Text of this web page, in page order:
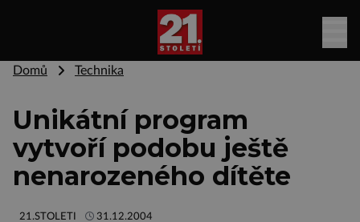
Domů Technika
Unikátní program
vytvoří podobu ještě
nenarozeného dítěte
21.STOLETI 31.12.2004